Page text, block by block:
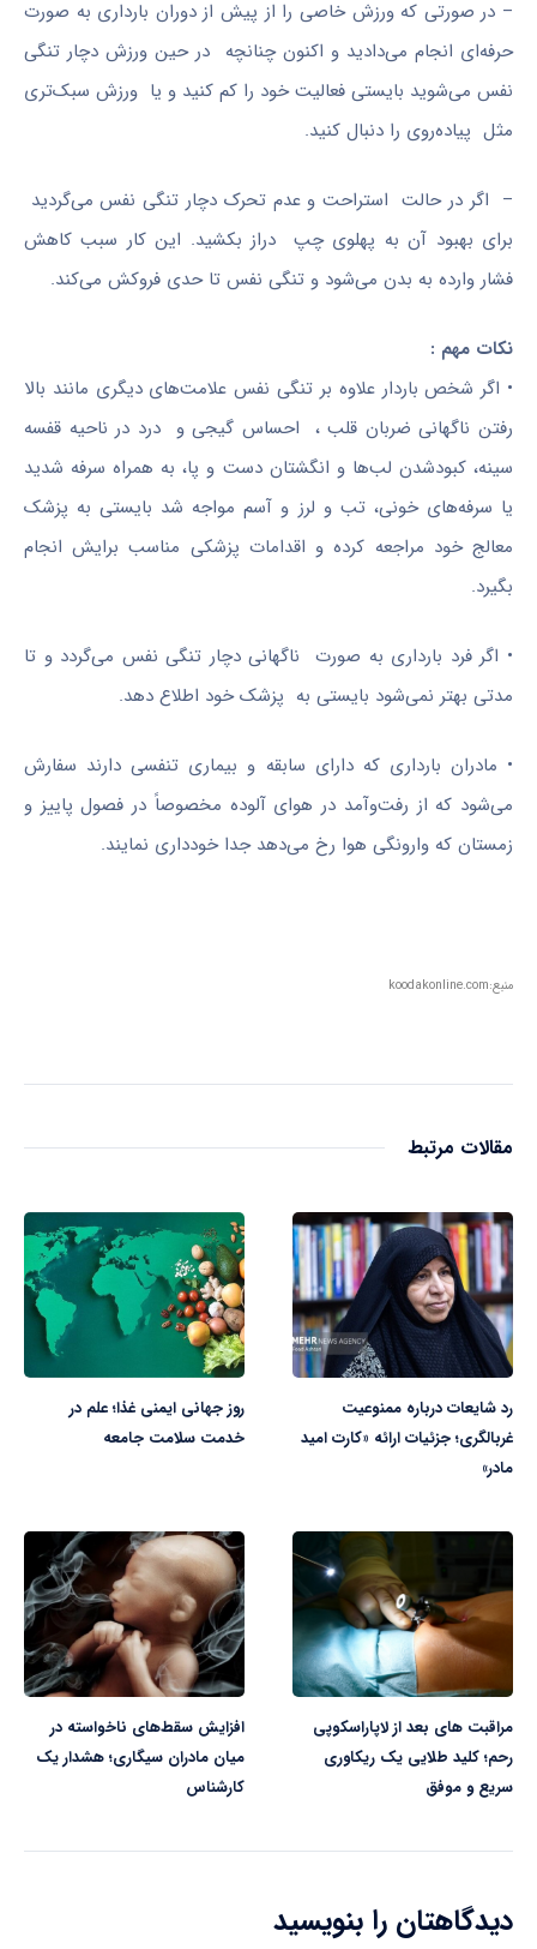
– در صورتی که ورزش خاصی را از پیش از دوران بارداری به صورت
حرفه‌ای انجام می‌دادید و اکنون چنانچه در حین ورزش دچار تنگی
نفس می‌شوید بایستی فعالیت خود را کم کنید و یا ورزش سبک‌تری
مثل پیاده‌روی را دنبال کنید.
– اگر در حالت استراحت و عدم تحرک دچار تنگی نفس می‌گردید
برای بهبود آن به پهلوی چپ دراز بکشید. این کار سبب کاهش
فشار وارده به بدن می‌شود و تنگی نفس تا حدی فروکش می‌کند.
نکات مهم :
• اگر شخص باردار علاوه بر تنگی نفس علامت‌های دیگری مانند بالا
رفتن ناگهانی ضربان قلب ، احساس گیجی و درد در ناحیه قفسه
سینه، کبودشدن لب‌ها و انگشتان دست و پا، به همراه سرفه‌ شدید
یا سرفه‌های خونی، تب و لرز و آسم مواجه شد بایستی به پزشک
معالج خود مراجعه کرده و اقدامات پزشکی مناسب برایش انجام
بگیرد.
• اگر فرد بارداری به صورت ناگهانی دچار تنگی نفس می‌گردد و تا
مدتی بهتر نمی‌شود بایستی به پزشک خود اطلاع دهد.
• مادران بارداری که دارای سابقه و بیماری تنفسی دارند سفارش
می‌شود که از رفت‌وآمد در هوای آلوده مخصوصاً در فصول پاییز و
زمستان که وارونگی هوا رخ می‌دهد جدا خودداری نمایند.
منبع:koodakonline.com
مقالات مرتبط
رد شایعات درباره ممنوعیت
غربالگری؛ جزئیات ارائه «کارت امید
مادر»
روز جهانی ایمنی غذا؛ علم در
خدمت سلامت جامعه
مراقبت های بعد از لاپاراسکوپی
رحم؛ کلید طلایی یک ریکاوری
سریع و موفق
افزایش سقط‌های ناخواسته در
میان مادران سیگاری؛ هشدار یک
کارشناس
دیدگاهتان را بنویسید